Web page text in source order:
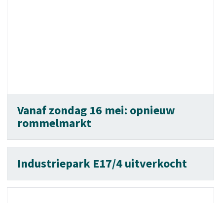
Vanaf zondag 16 mei: opnieuw
rommelmarkt
Industriepark E17/4 uitverkocht